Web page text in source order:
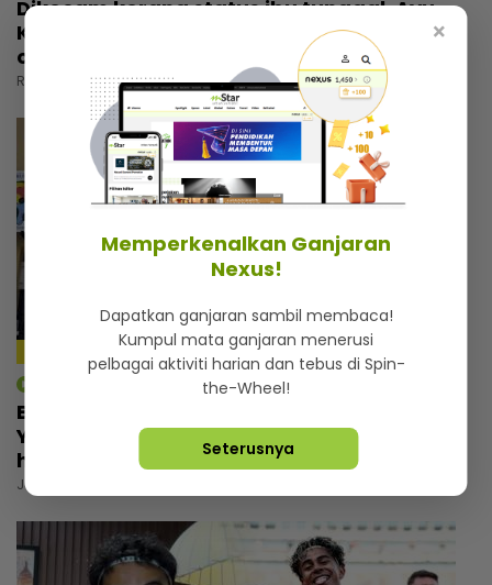
Dikecam kerana status ibu tunggal, Ayu
Kepoh pilih abaikan... “Kadang-kadang
orang cakap patutlah bercerai”
Rabu, 05 Ogos 2026 5:30 PM
Bukan sekadar tempat berlindung,
Yayasan Chow Kit simpan kisah menyayat
hati
Jumaat, 31 Julai 2026 6:00 PM
×
Memperkenalkan Ganjaran
Nexus!
Dapatkan ganjaran sambil membaca!
Kumpul mata ganjaran menerusi
pelbagai aktiviti harian dan tebus di Spin-
the-Wheel!
Seterusnya